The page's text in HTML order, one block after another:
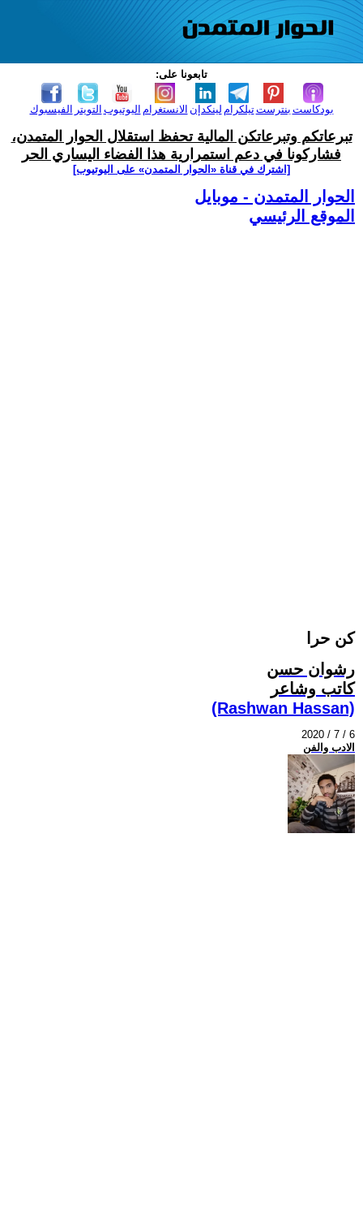
تابعونا على:
الفيسبوك التويتر اليوتيوب الانستغرام لينكدإن تيلكرامبنترست بودكاست
تبرعاتكم وتبرعاتكن المالية تحفظ استقلال الحوار المتمدن،
فشاركونا في دعم استمرارية هذا الفضاء اليساري الحر
[اشترك في قناة ‫«الحوار المتمدن» على اليوتيوب]
الحوار المتمدن - موبايل
الموقع الرئيسي
كن حرا
رشوان حسن
كاتب وشاعر
(Rashwan Hassan)
2020 / 7 / 6
الادب والفن